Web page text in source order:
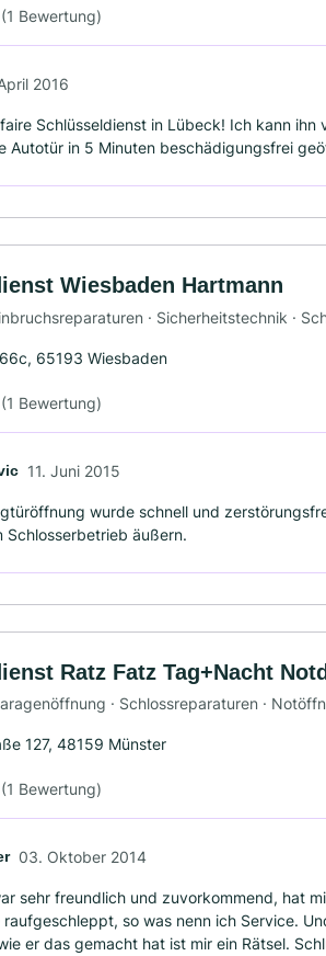
(1 Bewertung)
2016
Schlüsseldienst in Lübeck! Ich kann ihn
Autotür in 5 Minuten beschädigungsfrei
Wiesbaden Hartmann
· Sicherheitstechnik ·
65193 Wiesbaden
(1 Bewertung)
11. Juni 2015
wurde schnell und
Schlosserbetrieb äußern.
Ratz Fatz Tag+Nacht
· Schlossreparaturen ·
127, 48159 Münster
(1 Bewertung)
03. Oktober 2014
sehr freundlich und zuvorkommend, hat
so was nenn ich Service.
er das gemacht hat ist mir ein Rätsel.